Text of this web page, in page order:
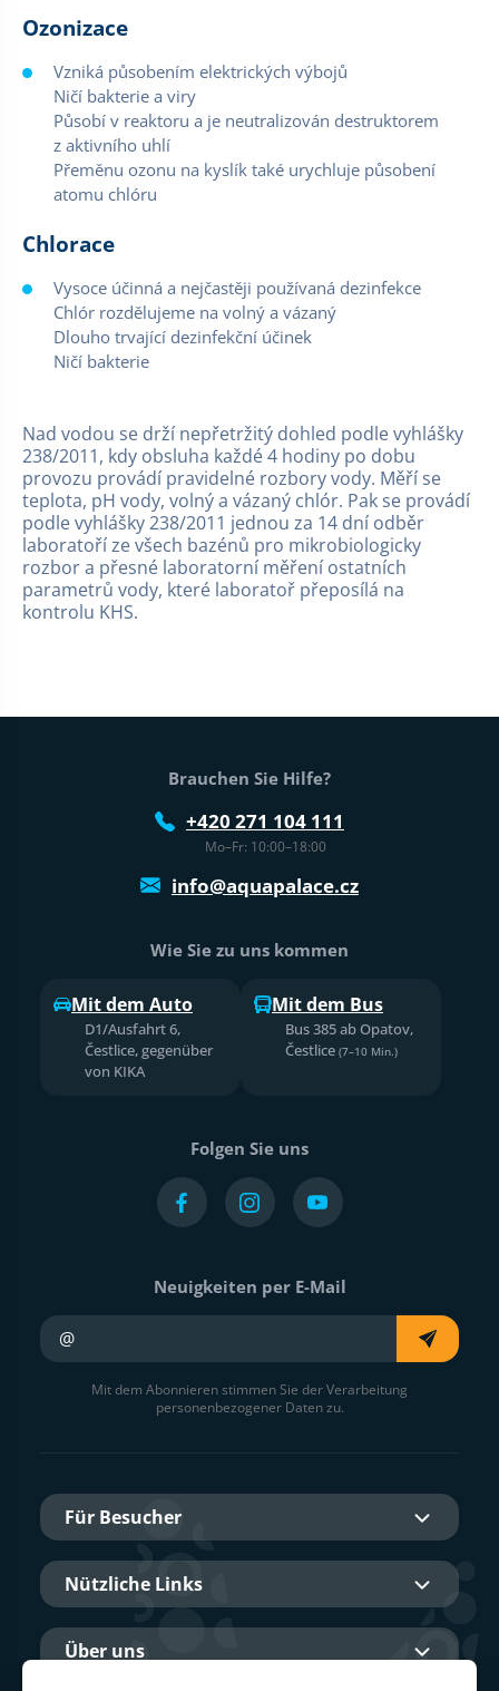
Ozonizace
Vzniká působením elektrických výbojů
Ničí bakterie a viry
Působí v reaktoru a je neutralizován destruktorem
z aktivního uhlí
Přeměnu ozonu na kyslík také urychluje působení
atomu chlóru
Chlorace
Vysoce účinná a nejčastěji používaná dezinfekce
Chlór rozdělujeme na volný a vázaný
Dlouho trvající dezinfekční účinek
Ničí bakterie
Nad vodou se drží nepřetržitý dohled podle vyhlášky
238/2011, kdy obsluha každé 4 hodiny po dobu
provozu provádí pravidelné rozbory vody. Měří se
teplota, pH vody, volný a vázaný chlór. Pak se provádí
podle vyhlášky 238/2011 jednou za 14 dní odběr
laboratoří ze všech bazénů pro mikrobiologicky
rozbor a přesné laboratorní měření ostatních
parametrů vody, které laboratoř přeposílá na
kontrolu KHS.
Fußtext der Website
Brauchen Sie Hilfe?
+420 271 104 111
Mo–Fr: 10:00–18:00
info@aquapalace.cz
Wie Sie zu uns kommen
Mit dem Auto
D1/Ausfahrt 6,
Čestlice, gegenüber
von KIKA
Mit dem Bus
Bus 385 ab Opatov,
Čestlice (7–10 Min.)
Folgen Sie uns
Neuigkeiten per E-Mail
Mit dem Abonnieren stimmen Sie der Verarbeitung
personenbezogener Daten zu.
Für Besucher
Nützliche Links
Über uns